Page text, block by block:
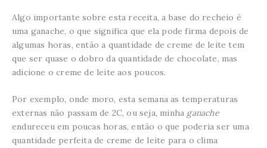
Algo importante sobre esta receita, a base do recheio é
uma ganache, o que significa que ela pode firma depois de
algumas horas, então a quantidade de creme de leite tem
que ser quase o dobro da quantidade de chocolate, mas
adicione o creme de leite aos poucos.
Por exemplo, onde moro, esta semana as temperaturas
externas não passam de 2C, ou seja, minha ganache
endureceu em poucas horas, então o que poderia ser uma
quantidade perfeita de creme de leite para o clima